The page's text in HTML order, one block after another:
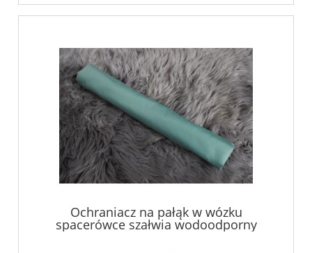
Ochraniacz na pałąk w wózku
spacerówce szałwia wodoodporny